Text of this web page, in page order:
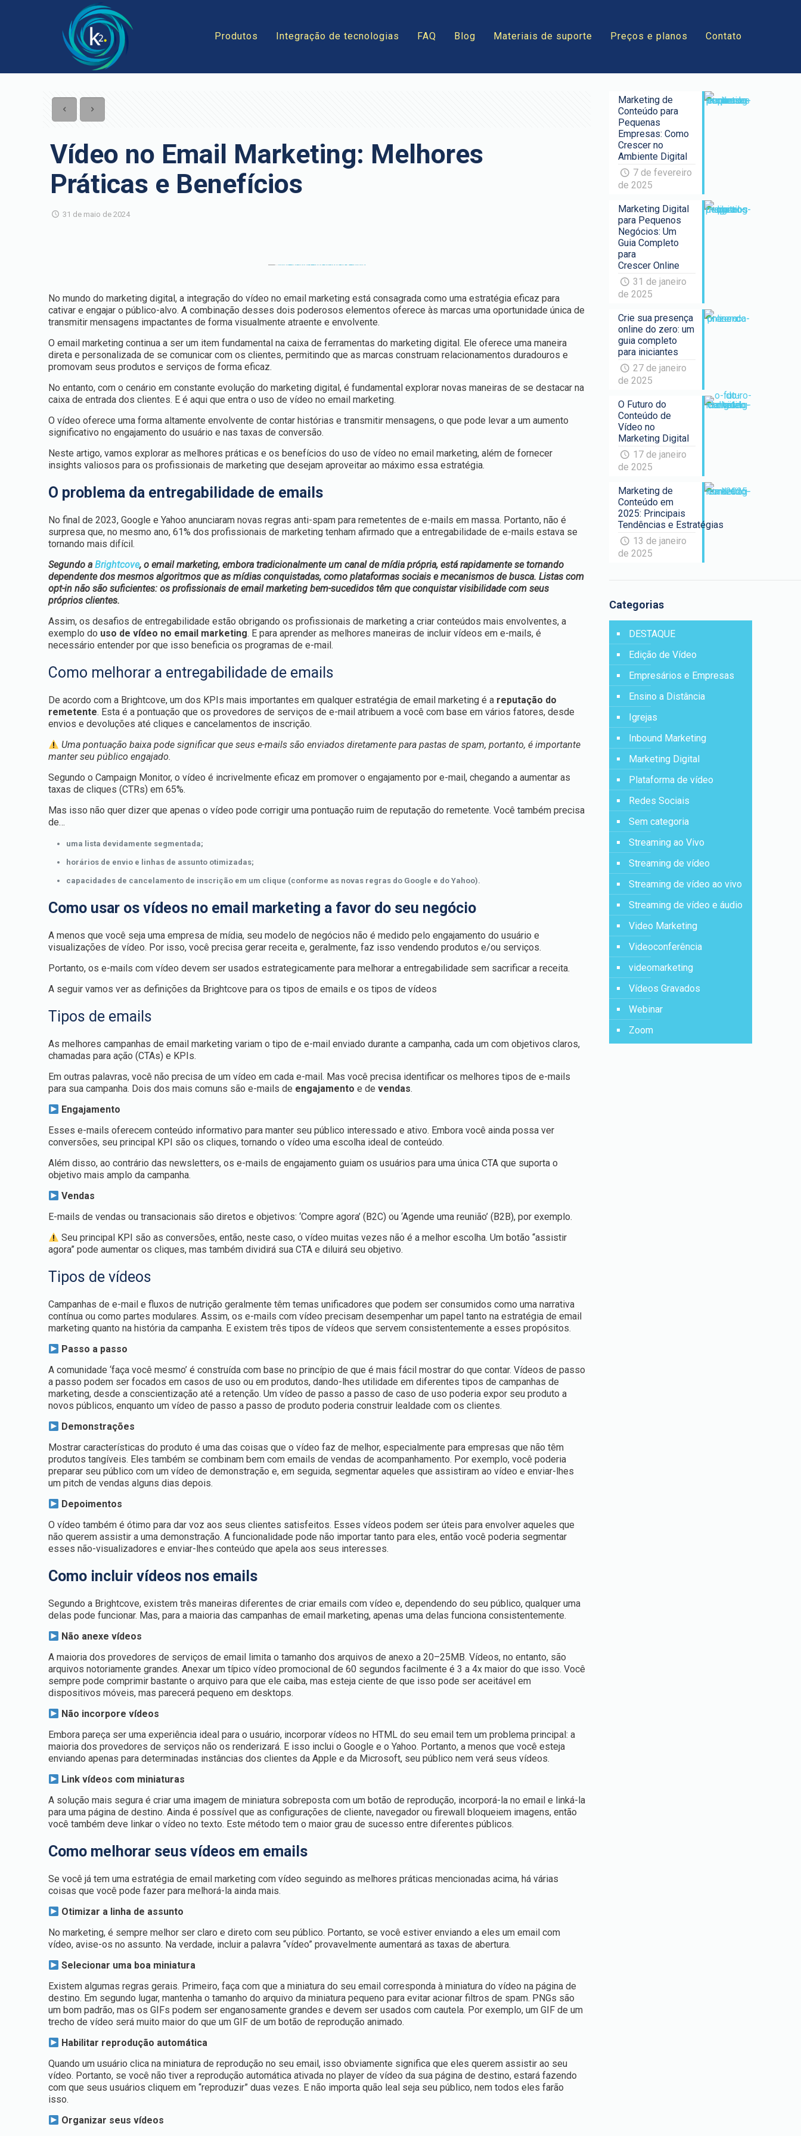
Produtos Integração de tecnologias FAQ Blog Materiais de suporte Preços e planos Contato
Vídeo no Email Marketing: Melhores
Práticas e Benefícios
31 de maio de 2024
No mundo do marketing digital, a integração do vídeo no email marketing está consagrada como uma estratégia eficaz para
cativar e engajar o público-alvo. A combinação desses dois poderosos elementos oferece às marcas uma oportunidade única de
transmitir mensagens impactantes de forma visualmente atraente e envolvente.
O email marketing continua a ser um item fundamental na caixa de ferramentas do marketing digital. Ele oferece uma maneira
direta e personalizada de se comunicar com os clientes, permitindo que as marcas construam relacionamentos duradouros e
promovam seus produtos e serviços de forma eficaz.
No entanto, com o cenário em constante evolução do marketing digital, é fundamental explorar novas maneiras de se destacar na
caixa de entrada dos clientes. E é aqui que entra o uso de vídeo no email marketing.
O vídeo oferece uma forma altamente envolvente de contar histórias e transmitir mensagens, o que pode levar a um aumento
significativo no engajamento do usuário e nas taxas de conversão.
Neste artigo, vamos explorar as melhores práticas e os benefícios do uso de vídeo no email marketing, além de fornecer
insights valiosos para os profissionais de marketing que desejam aproveitar ao máximo essa estratégia.
O problema da entregabilidade de emails
No final de 2023, Google e Yahoo anunciaram novas regras anti-spam para remetentes de e-mails em massa. Portanto, não é
surpresa que, no mesmo ano, 61% dos profissionais de marketing tenham afirmado que a entregabilidade de e-mails estava se
tornando mais difícil.
Segundo aBrightcove, o email marketing, embora tradicionalmente um canal de mídia própria, está rapidamente se tornando
dependente dos mesmos algoritmos que as mídias conquistadas, como plataformas sociais e mecanismos de busca. Listas com
opt-in não são suficientes: os profissionais de email marketing bem-sucedidos têm que conquistar visibilidade com seus
próprios clientes.
Assim, os desafios de entregabilidade estão obrigando os profissionais de marketing a criar conteúdos mais envolventes, a
exemplo do uso de vídeo no email marketing. E para aprender as melhores maneiras de incluir vídeos em e-mails, é
necessário entender por que isso beneficia os programas de e-mail.
Como melhorar a entregabilidade de emails
De acordo com a Brightcove, um dos KPIs mais importantes em qualquer estratégia de email marketing é a reputação do
remetente. Esta é a pontuação que os provedores de serviços de e-mail atribuem a você com base em vários fatores, desde
envios e devoluções até cliques e cancelamentos de inscrição.
Uma pontuação baixa pode significar que seus e-mails são enviados diretamente para pastas de spam, portanto, é importante
manter seu público engajado.
Segundo o Campaign Monitor, o vídeo é incrivelmente eficaz em promover o engajamento por e-mail, chegando a aumentar as
taxas de cliques (CTRs) em 65%.
Mas isso não quer dizer que apenas o vídeo pode corrigir uma pontuação ruim de reputação do remetente. Você também precisa
de…
uma lista devidamente segmentada;
horários de envio e linhas de assunto otimizadas;
capacidades de cancelamento de inscrição em um clique (conforme as novas regras do Google e do Yahoo).
Como usar os vídeos no email marketing a favor do seu negócio
A menos que você seja uma empresa de mídia, seu modelo de negócios não é medido pelo engajamento do usuário e
visualizações de vídeo. Por isso, você precisa gerar receita e, geralmente, faz isso vendendo produtos e/ou serviços.
Portanto, os e-mails com vídeo devem ser usados estrategicamente para melhorar a entregabilidade sem sacrificar a receita.
A seguir vamos ver as definições da Brightcove para os tipos de emails e os tipos de vídeos
Tipos de emails
As melhores campanhas de email marketing variam o tipo de e-mail enviado durante a campanha, cada um com objetivos claros,
chamadas para ação (CTAs) e KPIs.
Em outras palavras, você não precisa de um vídeo em cada e-mail. Mas você precisa identificar os melhores tipos de e-mails
para sua campanha. Dois dos mais comuns são e-mails de engajamentoe devendas.
Engajamento
Esses e-mails oferecem conteúdo informativo para manter seu público interessado e ativo. Embora você ainda possa ver
conversões, seu principal KPI são os cliques, tornando o vídeo uma escolha ideal de conteúdo.
Além disso, ao contrário das newsletters, os e-mails de engajamento guiam os usuários para uma única CTA que suporta o
objetivo mais amplo da campanha.
Vendas
E-mails de vendas ou transacionais são diretos e objetivos: ‘Compre agora’ (B2C) ou ‘Agende uma reunião’ (B2B), por exemplo.
Seu principal KPI são as conversões, então, neste caso, o vídeo muitas vezes não é a melhor escolha. Um botão “assistir
agora” pode aumentar os cliques, mas também dividirá sua CTA e diluirá seu objetivo.
Tipos de vídeos
Campanhas de e-mail e fluxos de nutrição geralmente têm temas unificadores que podem ser consumidos como uma narrativa
contínua ou como partes modulares. Assim, os e-mails com vídeo precisam desempenhar um papel tanto na estratégia de email
marketing quanto na história da campanha. E existem três tipos de vídeos que servem consistentemente a esses propósitos.
Passo a passo
A comunidade ‘faça você mesmo’ é construída com base no princípio de que é mais fácil mostrar do que contar. Vídeos de passo
a passo podem ser focados em casos de uso ou em produtos, dando-lhes utilidade em diferentes tipos de campanhas de
marketing, desde a conscientização até a retenção. Um vídeo de passo a passo de caso de uso poderia expor seu produto a
novos públicos, enquanto um vídeo de passo a passo de produto poderia construir lealdade com os clientes.
Demonstrações
Mostrar características do produto é uma das coisas que o vídeo faz de melhor, especialmente para empresas que não têm
produtos tangíveis. Eles também se combinam bem com emails de vendas de acompanhamento. Por exemplo, você poderia
preparar seu público com um vídeo de demonstração e, em seguida, segmentar aqueles que assistiram ao vídeo e enviar-lhes
um pitch de vendas alguns dias depois.
Depoimentos
O vídeo também é ótimo para dar voz aos seus clientes satisfeitos. Esses vídeos podem ser úteis para envolver aqueles que
não querem assistir a uma demonstração. A funcionalidade pode não importar tanto para eles, então você poderia segmentar
esses não-visualizadores e enviar-lhes conteúdo que apela aos seus interesses.
Como incluir vídeos nos emails
Segundo a Brightcove, existem três maneiras diferentes de criar emails com vídeo e, dependendo do seu público, qualquer uma
delas pode funcionar. Mas, para a maioria das campanhas de email marketing, apenas uma delas funciona consistentemente.
Não anexe vídeos
A maioria dos provedores de serviços de email limita o tamanho dos arquivos de anexo a 20–25MB. Vídeos, no entanto, são
arquivos notoriamente grandes. Anexar um típico vídeo promocional de 60 segundos facilmente é 3 a 4x maior do que isso. Você
sempre pode comprimir bastante o arquivo para que ele caiba, mas esteja ciente de que isso pode ser aceitável em
dispositivos móveis, mas parecerá pequeno em desktops.
Não incorpore vídeos
Embora pareça ser uma experiência ideal para o usuário, incorporar vídeos no HTML do seu email tem um problema principal: a
maioria dos provedores de serviços não os renderizará. E isso inclui o Google e o Yahoo. Portanto, a menos que você esteja
enviando apenas para determinadas instâncias dos clientes da Apple e da Microsoft, seu público nem verá seus vídeos.
Link vídeos com miniaturas
A solução mais segura é criar uma imagem de miniatura sobreposta com um botão de reprodução, incorporá-la no email e linká-la
para uma página de destino. Ainda é possível que as configurações de cliente, navegador ou firewall bloqueiem imagens, então
você também deve linkar o vídeo no texto. Este método tem o maior grau de sucesso entre diferentes públicos.
Como melhorar seus vídeos em emails
Se você já tem uma estratégia de email marketing com vídeo seguindo as melhores práticas mencionadas acima, há várias
coisas que você pode fazer para melhorá-la ainda mais.
Otimizar a linha de assunto
No marketing, é sempre melhor ser claro e direto com seu público. Portanto, se você estiver enviando a eles um email com
vídeo, avise-os no assunto. Na verdade, incluir a palavra “vídeo” provavelmente aumentará as taxas de abertura.
Selecionar uma boa miniatura
Existem algumas regras gerais. Primeiro, faça com que a miniatura do seu email corresponda à miniatura do vídeo na página de
destino. Em segundo lugar, mantenha o tamanho do arquivo da miniatura pequeno para evitar acionar filtros de spam. PNGs são
um bom padrão, mas os GIFs podem ser enganosamente grandes e devem ser usados com cautela. Por exemplo, um GIF de um
trecho de vídeo será muito maior do que um GIF de um botão de reprodução animado.
Habilitar reprodução automática
Quando um usuário clica na miniatura de reprodução no seu email, isso obviamente significa que eles querem assistir ao seu
vídeo. Portanto, se você não tiver a reprodução automática ativada no player de vídeo da sua página de destino, estará fazendo
com que seus usuários cliquem em “reproduzir” duas vezes. E não importa quão leal seja seu público, nem todos eles farão
isso.
Organizar seus vídeos
Marketing de
Conteúdo para
Pequenas
Empresas: Como
Crescer no
Ambiente Digital
7 de fevereiro
de 2025
Marketing Digital
para Pequenos
Negócios: Um
Guia Completo
para
Crescer Online
31 de janeiro
de 2025
Crie sua presença
online do zero: um
guia completo
para iniciantes
27 de janeiro
de 2025
O Futuro do
Conteúdo de
Vídeo no
Marketing Digital
17 de janeiro
de 2025
Marketing de
Conteúdo em
2025: Principais
Tendências e Estratégias
13 de janeiro
de 2025
Categorias
DESTAQUE
Edição de Vídeo
Empresários e Empresas
Ensino a Distância
Igrejas
Inbound Marketing
Marketing Digital
Plataforma de vídeo
Redes Sociais
Sem categoria
Streaming ao Vivo
Streaming de vídeo
Streaming de vídeo ao vivo
Streaming de vídeo e áudio
Video Marketing
Videoconferência
videomarketing
Vídeos Gravados
Webinar
Zoom